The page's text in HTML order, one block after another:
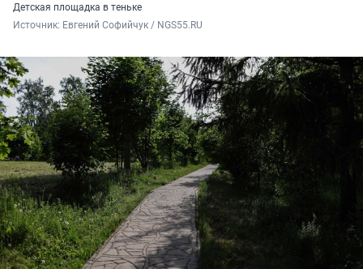
Детская площадка в теньке
Источник: Евгений Софийчук / NGS55.RU